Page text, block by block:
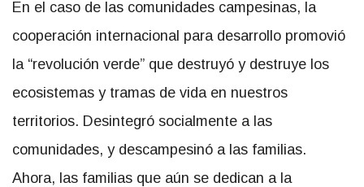
En el caso de las comunidades campesinas, la
cooperación internacional para desarrollo promovió
la “revolución verde” que destruyó y destruye los
ecosistemas y tramas de vida en nuestros
territorios. Desintegró socialmente a las
comunidades, y descampesinó a las familias.
Ahora, las familias que aún se dedican a la